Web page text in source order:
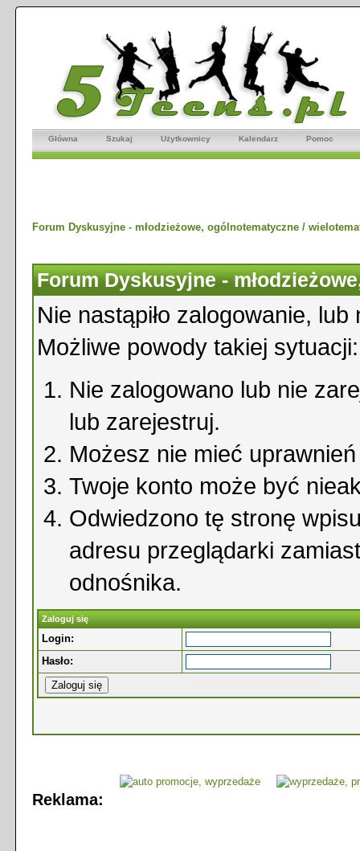
Główna Szukaj Użytkownicy Kalendarz Pomoc
Forum Dyskusyjne - młodzieżowe, ogólnotematyczne /
Forum Dyskusyjne -
Nie nastąpiło zalogowanie,
Możliwe powody takiej sytuacji:
Nie zalogowano lub nie
lub zarejestruj.
Możesz nie mieć
Twoje konto może być
Odwiedzono tę stronę
adresu przeglądarki
odnośnika.
Zaloguj się
Login:
Hasło:
Reklama: